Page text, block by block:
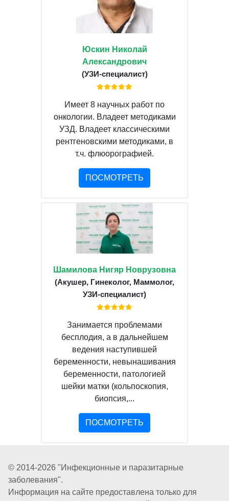
Юскин Николай
Александрович
(УЗИ-специалист)
Имеет 8 научных работ по
онкологии. Владеет методиками
УЗД. Владеет классическими
рентгеновскими методиками, в
т.ч. флюорографией.
ПОСМОТРЕТЬ
Шамилова Нигяр Новрузовна
(Акушер, Гинеколог, Маммолог,
УЗИ-специалист)
Занимается проблемами
бесплодия, а в дальнейшем
ведения наступившей
беременности, невынашивания
беременности, патологией
шейки матки (кольпоскопия,
биопсия,...
ПОСМОТРЕТЬ
© 2014-2026 "Инфекционные и паразитарные
заболевания".
Информация на сайте предоставлена только для